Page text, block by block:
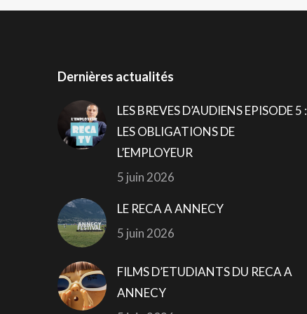
Dernières actualités
LES BREVES D’AUDIENS EPISODE 5 :
LES OBLIGATIONS DE
L’EMPLOYEUR
5 juin 2026
LE RECA A ANNECY
5 juin 2026
FILMS D’ETUDIANTS DU RECA A
ANNECY